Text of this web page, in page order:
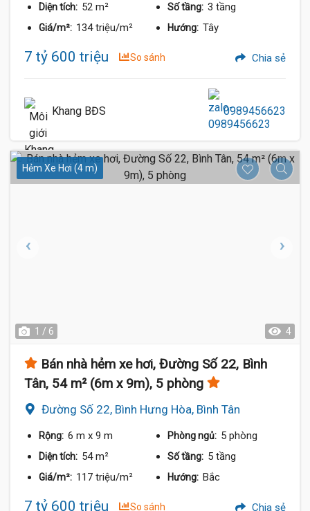
Diện tích: 52 m² Số tầng: 3 tầng
Giá/m²: 134 triệu/m² Hướng: Tây
7 tỷ 600 triệu So sánh Chia sẻ
Khang BĐS 0989456623
Hẻm Xe Hơi (4 m)
1 / 6 4
Bán nhà hẻm xe hơi, Đường Số 22, Bình
Tân, 54 m² (6m x 9m), 5 phòng
Đường Số 22, Bình Hưng Hòa, Bình Tân
Rộng: 6 m x 9 m Phòng ngủ: 5 phòng
Diện tích: 54 m² Số tầng: 5 tầng
Giá/m²: 117 triệu/m² Hướng: Bắc
7 tỷ 600 triệu So sánh Chia sẻ